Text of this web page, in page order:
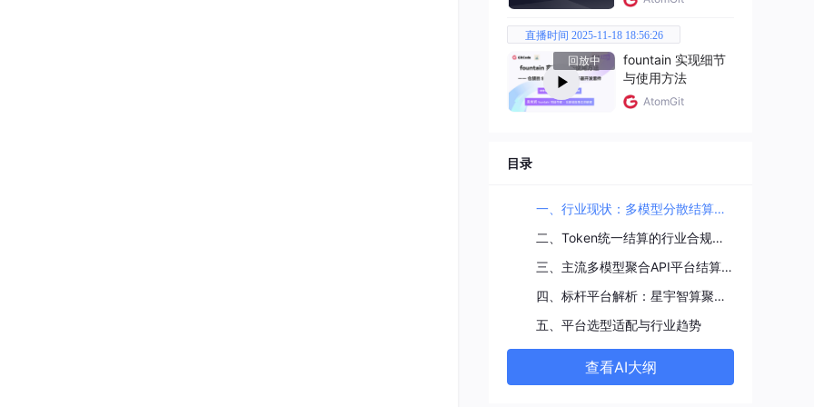
直播时间 2025-11-18 18:56:26
回放中
fountain 实现细节
与使用方法
AtomGit
目录
一、行业现状：多模型分散结算成企业运维痛点
二、Token统一结算的行业合规判定标准
三、主流多模型聚合API平台结算能力对比
四、标杆平台解析：星宇智算聚合API统一结算核心优势
五、平台选型适配与行业趋势
查看AI大纲